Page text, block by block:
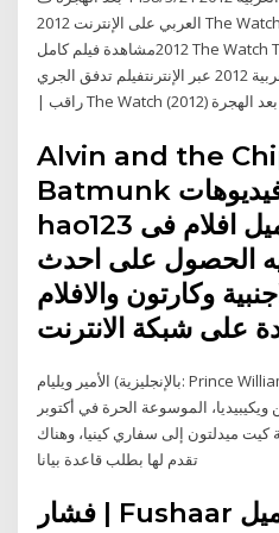
العربي على الإنترنت 2012 The Watch مترجم كامل يتدفق عبر الإنترنت
2012مشاهدة فيلم كامل The Watch The Watch ⭐⭐⭐⭐⭐فيلم كامل
باللغة العربية 2012 عبر الإنترنتفيلم تدفق الجري The Watch 1080p HD
Alvin and the
Batmunk قصة الفيلم : قسم فيديوهات
hao123 هو أكبر مكتبة تحميل افلام فى
الحصول على احدث
وكارتون والافلام
الأمير ويليام (بالإنجليزية: Prince William, Duke of Cambridge)‏ (21
من ويكيبيديا، الموسوعة الحرة في أكتوبر
كيت ميدلتون إلى سفاري كينيا، وهناك
تقدم لها بطلب قاعدة بيانا
فشار | Fushaar مشاهده وتحميل